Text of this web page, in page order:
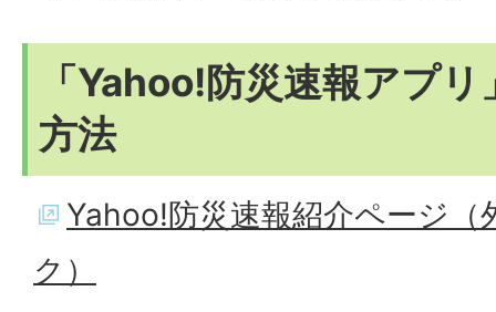
「Yahoo!防災速報アプ
方法
Yahoo!防災速報紹介ページ（
ク）